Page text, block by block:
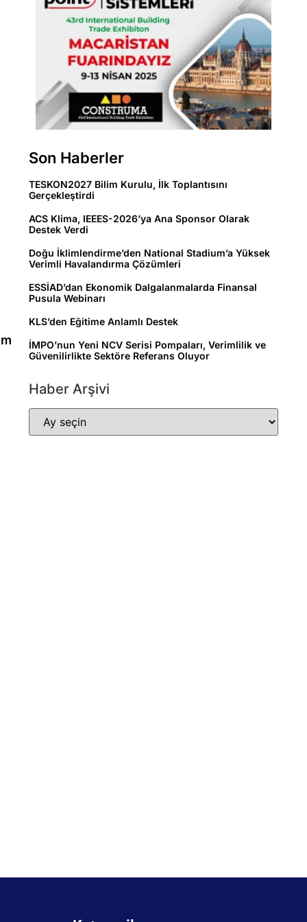
Son Haberler
TESKON2027 Bilim Kurulu, İlk Toplantısını
Gerçekleştirdi
ACS Klima, IEEES-2026’ya Ana Sponsor Olarak
Destek Verdi
Doğu İklimlendirme’den National Stadium’a Yüksek
Verimli Havalandırma Çözümleri
ESSİAD’dan Ekonomik Dalgalanmalarda Finansal
Pusula Webinarı
KLS’den Eğitime Anlamlı Destek
İMPO’nun Yeni NCV Serisi Pompaları, Verimlilik ve
Güvenilirlikte Sektöre Referans Oluyor
Haber Arşivi